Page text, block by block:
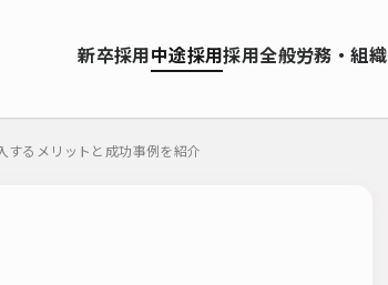
新卒採用中途採用採用全般労務・組織
するメリットと成功事例を紹介
お問い合わせ